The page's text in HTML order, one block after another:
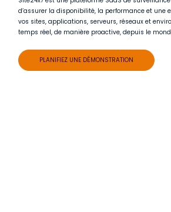
d’assurer la disponibilité, la performance et une
vos sites, applications, serveurs, réseaux et
temps réel, de manière proactive, depuis le
PLANIFIEZ UNE DÉMONSTRATION